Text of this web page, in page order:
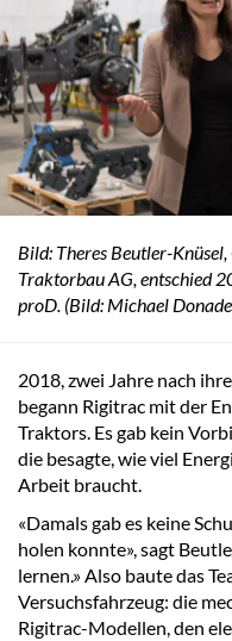
Bild: Theres Beutler-
Traktorbau AG, entschied
proD. (Bild: Michael
2018, zwei Jahre nach
begann Rigitrac mit der
Traktors. Es gab kein
die besagte, wie viel
Arbeit braucht.
«Damals gab es keine
holen konnte», sagt
lernen.» Also baute das
Versuchsfahrzeug: die
Rigitrac-Modellen, den